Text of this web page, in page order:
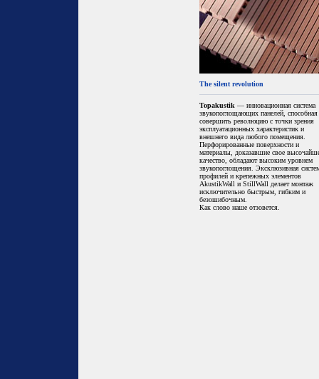
The silent revolution
Topakustik — инновационная система
звукопоглощающих панелей, способная
совершить революцию с точки зрения
эксплуатационных характеристик и
внешнего вида любого помещения.
Перфорированные поверхности и
материалы, доказавшие свое
качество, обладают высоким уровнем
звукопоглощения. Эксклюзивная
профилей и крепежных элементов
AkustikWall и StillWall делает монтаж
исключительно быстрым, гибким и
безошибочным.
Как слово наше отзовется.